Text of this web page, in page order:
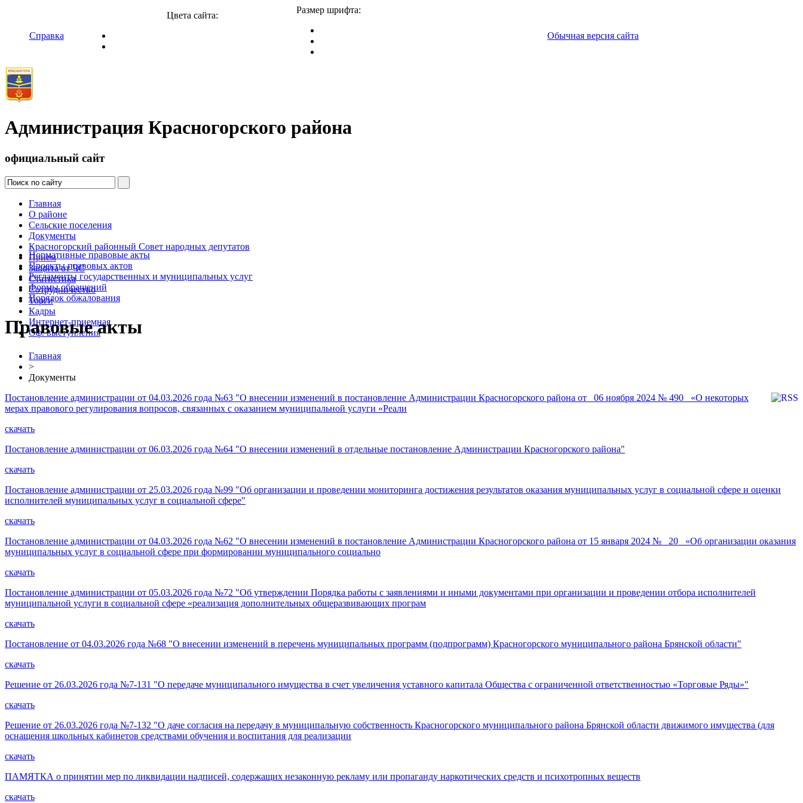
Справка
Цвета сайта:
Размер шрифта:
Обычная версия сайта
Администрация Красногорского района
официальный сайт
Главная
О районе
Сельские поселения
Документы
Красногорский районный Совет народных депутатов
Прием
Защита от ЧС
Статистика
Сотрудничество
Торги
Кадры
Интернет-приемная
Оф. выступления
Нормативные правовые акты
Проекты правовых актов
Регламенты государственных и муниципальных услуг
Формы обращений
Порядок обжалования
Правовые акты
Главная
>
Документы
Постановление администрации от 04.03.2026 года №63 "О внесении изменений в постановление Администрации Красногорского района от _06 ноября 2024 № 490_ «О некоторых
мерах правового регулирования вопросов, связанных с оказанием муниципальной услуги «Реали
скачать
Постановление администрации от 06.03.2026 года №64 "О внесении изменений в отдельные постановление Администрации Красногорского района"
скачать
Постановление администрации от 25.03.2026 года №99 "Об организации и проведении мониторинга достижения результатов оказания муниципальных услуг в социальной сфере и оценки
исполнителей муниципальных услуг в социальной сфере"
скачать
Постановление администрации от 04.03.2026 года №62 "О внесении изменений в постановление Администрации Красногорского района от 15 января 2024 № _20_ «Об организации оказания
муниципальных услуг в социальной сфере при формировании муниципального социально
скачать
Постановление администрации от 05.03.2026 года №72 "Об утверждении Порядка работы с заявлениями и иными документами при организации и проведении отбора исполнителей
муниципальной услуги в социальной сфере «реализация дополнительных общеразвивающих програм
скачать
Постановление от 04.03.2026 года №68 "О внесении изменений в перечень муниципальных программ (подпрограмм) Красногорского муниципального района Брянской области"
скачать
Решение от 26.03.2026 года №7-131 "О передаче муниципального имущества в счет увеличения уставного капитала Общества с ограниченной ответственностью «Торговые Ряды»"
скачать
Решение от 26.03.2026 года №7-132 "О даче согласия на передачу в муниципальную собственность Красногорского муниципального района Брянской области движимого имущества (для
оснащения школьных кабинетов средствами обучения и воспитания для реализации
скачать
ПАМЯТКА о принятии мер по ликвидации надписей, содержащих незаконную рекламу или пропаганду наркотических средств и психотропных веществ
скачать